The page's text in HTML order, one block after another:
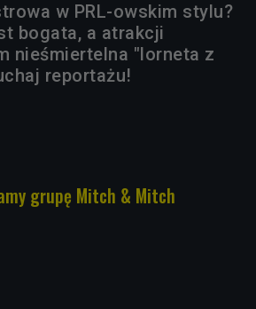
w PRL-owskim stylu?
bogata, a atrakcji
nieśmiertelna "lorneta z
reportażu!
grupę Mitch & Mitch